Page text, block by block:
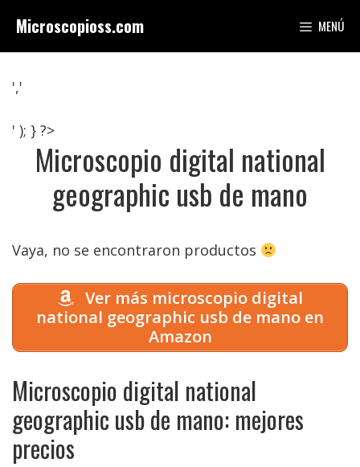
contenido
Microscopioss.com MENÚ
','
' ); } ?>
Microscopio digital national
geographic usb de mano
Vaya, no se encontraron productos
Ver más microscopio digital
national geographic usb de mano en
Amazon
Microscopio digital national
geographic usb de mano: mejores
precios